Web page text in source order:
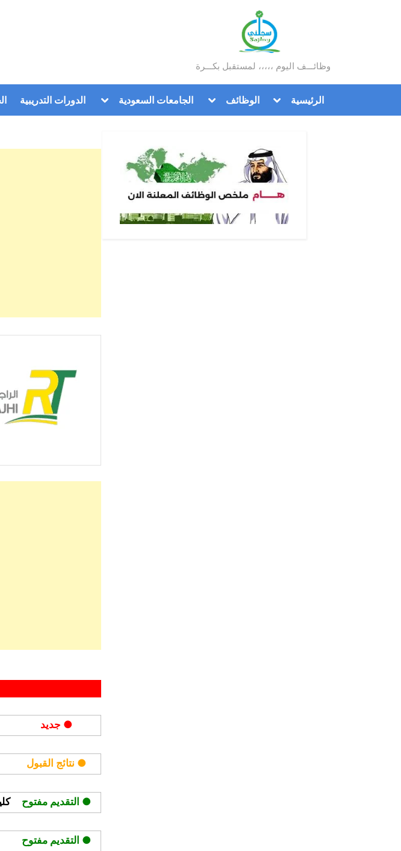
سجلني
وظائـــف اليوم ،،،،، لمستقبل بكـــرة
الرئيسية
Toggle
menu
الوظائف
Toggle
menu
الجامعات السعودية
Toggle
menu
الدورات التدريبية
الراجحي
وإدارية
● جديد
● نتائج القبول
● التقديم مفتوح
● التقديم مفتوح